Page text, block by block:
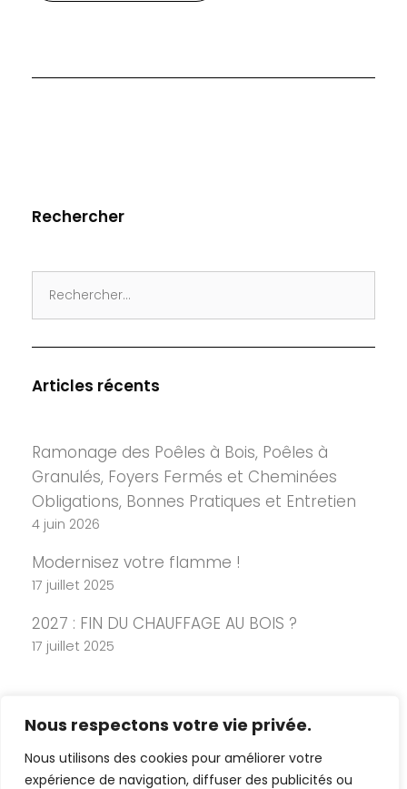
Nous respectons votre vie privée.
Nous utilisons des cookies pour améliorer votre
expérience de navigation, diffuser des publicités ou
Rechercher
for:
Articles récents
Ramonage des Poêles à Bois, Poêles à
Granulés, Foyers Fermés et Cheminées
Obligations, Bonnes Pratiques et Entretien
4 juin 2026
Modernisez votre flamme !
17 juillet 2025
2027 : FIN DU CHAUFFAGE AU BOIS ?
17 juillet 2025